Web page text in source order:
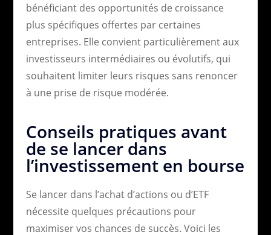
bénéficiant des opportunités de croissance
plus spécifiques offertes par certaines
entreprises. Elle convient particulièrement aux
investisseurs intermédiaires ou évolutifs, qui
souhaitent limiter leurs risques sans renoncer
à une prise de risque modérée.
Conseils pratiques avant
de se lancer dans
l’investissement en bourse
Se lancer dans l’achat d’actions ou d’ETF
nécessite quelques précautions pour
maximiser vos chances de succès. Voici les